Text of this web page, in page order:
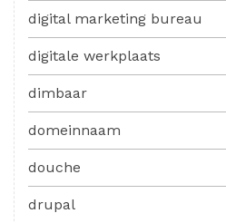
digital marketing bureau
digitale werkplaats
dimbaar
domeinnaam
douche
drupal